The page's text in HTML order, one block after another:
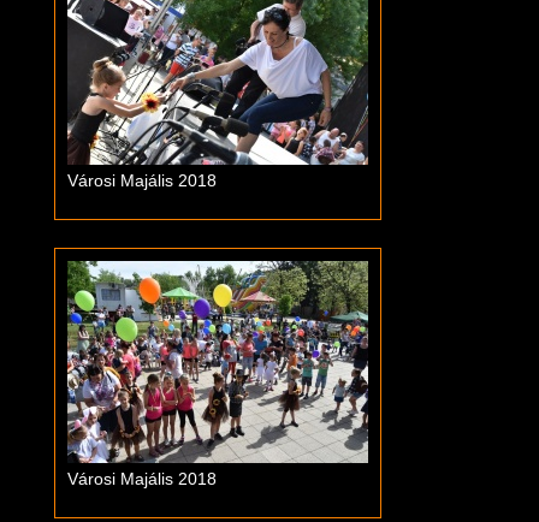
Városi Majális 2018
Városi Majális 2018